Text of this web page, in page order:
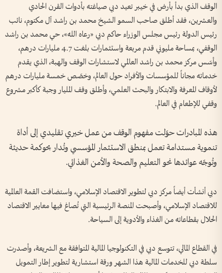
الوقف الذي بدأ بأرض في خيبر تعيد دبي صياغته بأدوات القرن الحادي
والعشرين، فقد أطلق صاحب السمو الشيخ محمد بن راشد آل مكتوم، نائب
رئيس الدولة رئيس مجلس الوزراء حاكم دبي «رعاه الله»، حي محمد بن راشد
الوقفي، بمساحة مليوني قدم مربعة واستثمارات بلغت 4.7 مليارات درهم،
وأسّس مركز محمد بن راشد العالمي لاستشارات الوقف والهبة، الذي يقدم
خدماته مجاناً للمؤسسات والأفراد حول العالم، وخصّص خمسة مليارات درهم
لأوقاف المعرفة والابتكار والبحث العلمي، وأطلق وقف المليار وجبة كأكبر مشروع
وقفي للإطعام في العالم.
هذه المبادرات حوّلت مفهوم الوقف من عمل خيري تقليدي إلى أداة
تنموية مستدامة تعمل بمنطق الاستثمار المؤسسي وتُدار بحوكمة حديثة
وتُوجّه عوائدها نحو التعليم والصحة والأمن الغذائي.
دبي أنشأت أيضاً مركز دبي لتطوير الاقتصاد الإسلامي، واستضافت القمة العالمية
للاقتصاد الإسلامي، وأصبحت المنصة الرئيسية التي تُصاغ فيها معايير الاقتصاد
الحلال بقطاعاته من الغذاء والأدوية إلى السياحة.
في القطاع المالي، تتوسع دبي في التكنولوجيا المالية المتوافقة مع الشريعة، وأصدرت
سلطة دبي للخدمات المالية هذا الشهر ورقة استشارية لتطوير إطار التمويل